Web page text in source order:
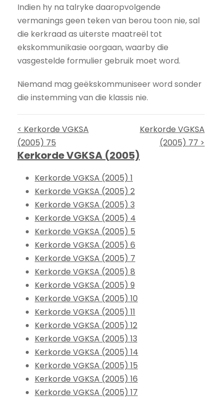
Indien hy na talryke daaropvolgende
vermanings geen teken van berou toon nie, sal
die kerkraad as uiterste maatreël tot
ekskommunikasie oorgaan, waarby die
vasgestelde formulier gebruik moet word.
Niemand mag geëkskommuniseer word sonder
die instemming van die klassis nie.
< Kerkorde VGKSA
(2005) 75
Kerkorde VGKSA
(2005) 77 >
Kerkorde VGKSA (2005)
Kerkorde VGKSA (2005) 1
Kerkorde VGKSA (2005) 2
Kerkorde VGKSA (2005) 3
Kerkorde VGKSA (2005) 4
Kerkorde VGKSA (2005) 5
Kerkorde VGKSA (2005) 6
Kerkorde VGKSA (2005) 7
Kerkorde VGKSA (2005) 8
Kerkorde VGKSA (2005) 9
Kerkorde VGKSA (2005) 10
Kerkorde VGKSA (2005) 11
Kerkorde VGKSA (2005) 12
Kerkorde VGKSA (2005) 13
Kerkorde VGKSA (2005) 14
Kerkorde VGKSA (2005) 15
Kerkorde VGKSA (2005) 16
Kerkorde VGKSA (2005) 17